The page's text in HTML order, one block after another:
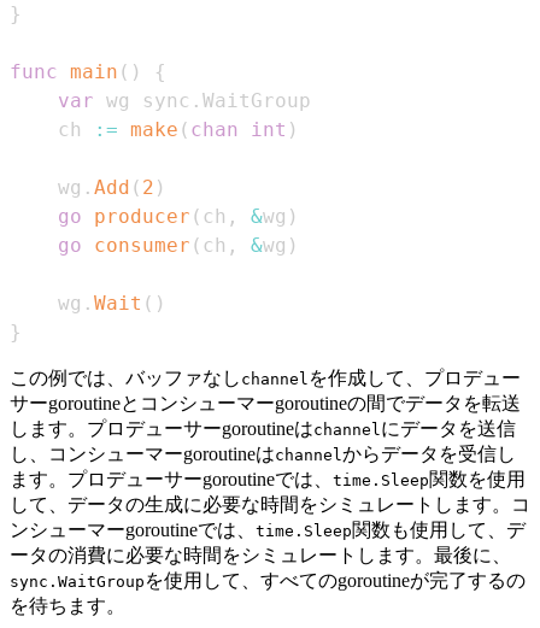
}
func main ( )
{
var wg sync .
    ch
:= make ( chan int )
    wg
. Add ( 2 )
go
producer ( ch , &wg )
go
consumer ( ch , &wg )
    wg
. Wait ( )
}
この例では、バッファなし channel を作成して、プロデュー
サーgoroutineとコンシューマーgoroutineの間でデータを転送
します。プロデューサーgoroutineはchannelにデータを送信
し、コンシューマーgoroutineはchannelからデータを受信し
ます。プロデューサーgoroutineでは、 time.Sleep関数を使用
して、データの生成に必要な時間をシミュレートします。コ
ンシューマーgoroutineでは、 time.Sleep関数も使用して、デ
ータの消費に必要な時間をシミュレートします。最後に、
sync.WaitGroup を使用して、すべてのgoroutineが完了するの
を待ちます。